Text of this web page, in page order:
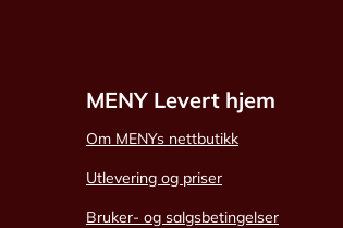
MENY Levert hjem
Om MENYs nettbutikk
Utlevering og priser
Bruker- og salgsbetingelser